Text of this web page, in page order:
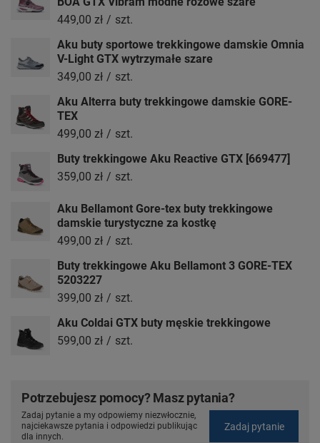
449,00 zł / szt.
Aku buty sportowe trekkingowe damskie Omnia
V-Light GTX wytrzymałe szare
349,00 zł / szt.
Aku Alterra buty trekkingowe damskie GORE-
TEX
499,00 zł / szt.
Buty trekkingowe Aku Reactive GTX [669477]
359,00 zł / szt.
Aku Bellamont Gore-tex buty trekkingowe
damskie turystyczne za kostkę
499,00 zł / szt.
Buty trekkingowe Aku Bellamont 3 GORE-TEX
5203227
399,00 zł / szt.
Aku Coldai GTX buty męskie trekkingowe
599,00 zł / szt.
Potrzebujesz pomocy? Masz pytania?
Zadaj pytanie a my odpowiemy niezwłocznie,
najciekawsze pytania i odpowiedzi publikując
dla innych.
Zadaj pytanie